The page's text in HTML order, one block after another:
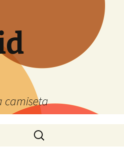
camiseta
Buscar: